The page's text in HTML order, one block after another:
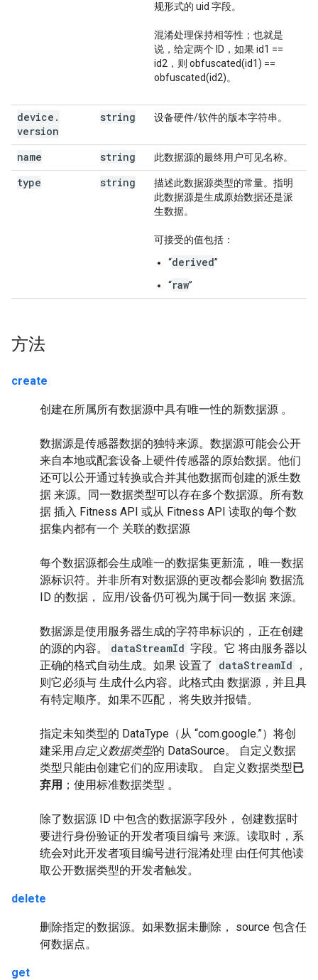
规形式的 uid 字段。
混淆处理保持相等性；也就是
说，给定两个 ID，如果 id1 ==
id2，则 obfuscated(id1) ==
obfuscated(id2)。
device .
version
string 设备硬件/软件的版本字符串。
name string 此数据源的最终用户可见名称。
type string
描述此数据源类型的常量。指明
此数据源是生成原始数据还是派
生数据。
可接受的值包括：
“derived”
“raw”
方法
create
创建在所属所有数据源中具有唯一性的新数据源 。
数据源是传感器数据的独特来源。数据源可能会公开
来自本地或配套设备上硬件传感器的原始数据。他们
还可以公开通过转换或合并其他数据而创建的派生数
据 来源。同一数据类型可以存在多个数据源。所有数
据 插入 Fitness API 或从 Fitness API 读取的每个数
据集内都有一个 关联的数据源
每个数据源都会生成唯一的数据集更新流， 唯一数据
源标识符。并非所有对数据源的更改都会影响 数据流
ID 的数据， 应用/设备仍可视为属于同一数据 来源。
数据源是使用服务器生成的字符串标识的， 正在创建
的源的内容。
dataStreamId 字段。它 将由服务器以
正确的格式自动生成。如果 设置了 dataStreamId
，
则它必须与 生成什么内容。此格式由 数据源，并且具
有特定顺序。如果不匹配， 将失败并报错。
指定未知类型的 DataType（从 “com.google.”）将创
建采用自定义数据类型的 DataSource。 自定义数据
类型只能由创建它们的应用读取。 自定义数据类型已
弃用 ；使用标准数据类型 。
除了数据源 ID 中包含的数据源字段外， 创建数据时
要进行身份验证的开发者项目编号 来源。读取时，系
统会对此开发者项目编号进行混淆处理 由任何其他读
取公开数据类型的开发者触发。
delete
删除指定的数据源。如果数据未删除， source 包含任
何数据点。
get